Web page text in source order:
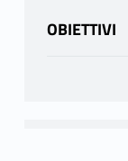
OBIETTIVI